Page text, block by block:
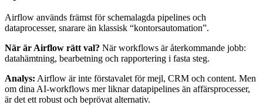
Airflow används främst för schemalagda pipelines och
dataprocesser, snarare än klassisk “kontorsautomation”.
När är Airflow rätt val? När workflows är återkommande jobb:
datahämtning, bearbetning och rapportering i fasta steg.
Analys: Airflow är inte förstavalet för mejl, CRM och content. Men
om dina AI-workflows mer liknar datapipelines än affärsprocesser,
är det ett robust och beprövat alternativ.